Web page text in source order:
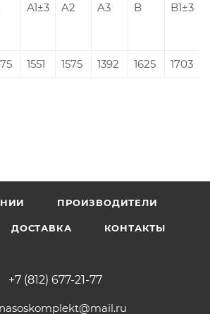
А1±3 A2 A3 B B1±3
1551 1575 1392 1625 1703
ПРОИЗВОДИТЕЛИ
ДОСТАВКА КОНТАКТЫ
+7 (812) 677-21-77
nasoskomplekt@mail.ru